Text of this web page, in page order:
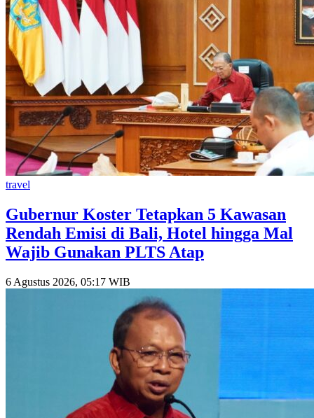
travel
Gubernur Koster Tetapkan 5 Kawasan
Rendah Emisi di Bali, Hotel hingga Mal
Wajib Gunakan PLTS Atap
6 Agustus 2026, 05:17 WIB